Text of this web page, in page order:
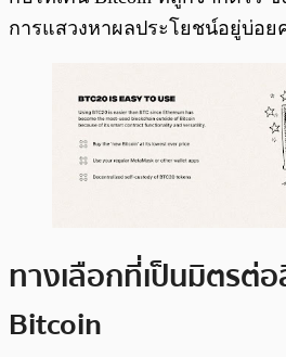
การแสวงหาผลประโยชน์อยู่บ่อย
ทางเลือกที่เป็นมิตรต่
Bitcoin